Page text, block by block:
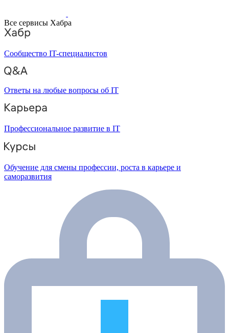
Все сервисы Хабра
Сообщество IT-специалистов
Ответы на любые вопросы об IT
Профессиональное развитие в IT
Обучение для смены профессии, роста в карьере и
саморазвития